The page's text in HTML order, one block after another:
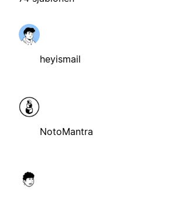
heyismail
NotoMantra